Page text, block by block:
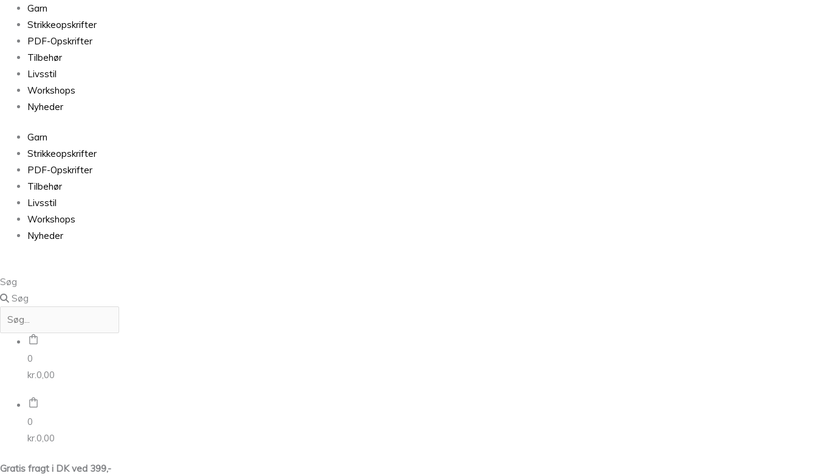
Garn
Strikkeopskrifter
PDF-Opskrifter
Tilbehør
Livsstil
Workshops
Nyheder
Garn
Strikkeopskrifter
PDF-Opskrifter
Tilbehør
Livsstil
Workshops
Nyheder
Søg
Søg
0
kr.0,00
0
kr.0,00
Gratis fragt i DK ved 399,-